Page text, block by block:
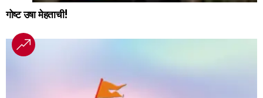
गोष्ट उषा मेहताची!